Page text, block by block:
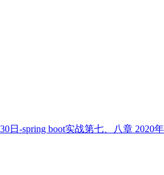
日-spring boot实战第七、八章 2020